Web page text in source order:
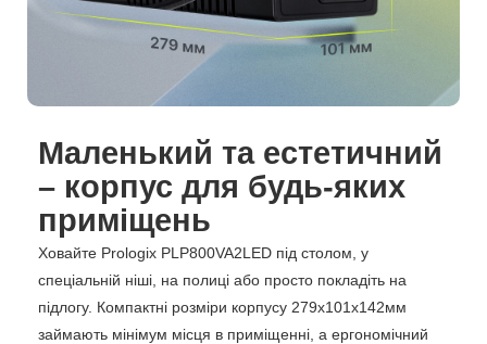
Маленький та естетичний
– корпус для будь-яких
приміщень
Ховайте Prologix PLP800VA2LED під столом, у
спеціальній ніші, на полиці або просто покладіть на
підлогу. Компактні розміри корпусу 279х101х142мм
займають мінімум місця в приміщенні, а ергономічний